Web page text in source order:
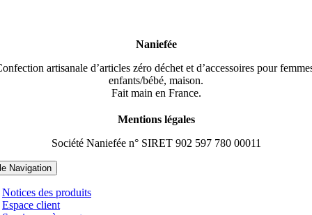
Naniefée
artisanale d’articles zéro déchet et d’accessoires pour
enfants/bébé, maison.
Fait main en France.
Mentions légales
Société Naniefée n° SIRET 902 597 780 00011
Navigation
Notices des produits
Espace client